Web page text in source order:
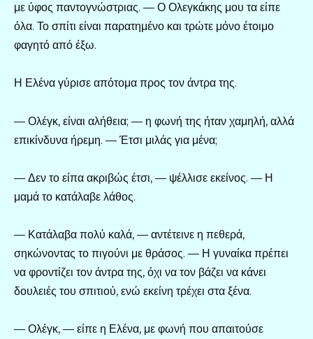
με ύφος παντογνώστριας. — Ο Ολεγκάκης μου τα είπε
όλα. Το σπίτι είναι παρατημένο και τρώτε μόνο έτοιμο
φαγητό από έξω.
Η Ελένα γύρισε απότομα προς τον άντρα της.
— Ολέγκ, είναι αλήθεια; — η φωνή της ήταν χαμηλή, αλλά
επικίνδυνα ήρεμη. — Έτσι μιλάς για μένα;
— Δεν το είπα ακριβώς έτσι, — ψέλλισε εκείνος. — Η
μαμά το κατάλαβε λάθος.
— Κατάλαβα πολύ καλά, — αντέτεινε η πεθερά,
σηκώνοντας το πιγούνι με θράσος. — Η γυναίκα πρέπει
να φροντίζει τον άντρα της, όχι να τον βάζει να κάνει
δουλειές του σπιτιού, ενώ εκείνη τρέχει στα ξένα.
— Ολέγκ, — είπε η Ελένα, με φωνή που απαιτούσε